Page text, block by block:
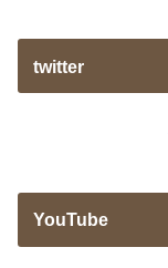
twitter
YouTube